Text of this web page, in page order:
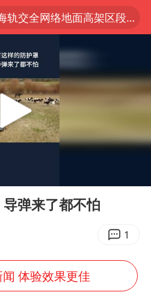
上海轨交全网络地面高架区段限速运行
豚逼近浙闽沿海
国足U17与阿森纳决赛取消 并列冠军
部分地铁高架段临时停运
奇会见泽连斯基有何意图
大部迎大暴雨
弹来了都不怕
1
体验效果更佳